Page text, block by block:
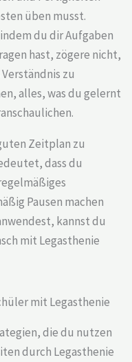
üben musst.
du dir Aufgaben
hast, zögere nicht,
zu
alles, was du gelernt
Zeitplan zu
dass du
Pausen machen
kannst du
mit Legasthenie
mit Legasthenie
die du nutzen
durch Legasthenie